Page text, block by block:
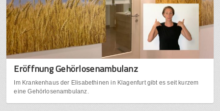
Eröffnung Gehörlosenambulanz
Im Krankenhaus der Elisabethinen in Klagenfurt gibt es seit kurzem
eine Gehörlosenambulanz.